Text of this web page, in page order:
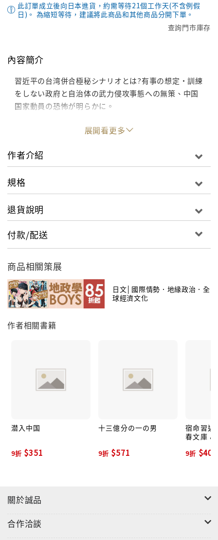
此訂單成立後向日本進貨，約需等待21個工作天(不含例假
日)。 為縮短等待，建議將此商品和其他商品分開下單。
查詢門市庫存
內容簡介
習近平の台湾併合極秘シナリオとは?有事の想定・訓練
をしない政府と自治体の武力侵攻事態への無策、中国
国家動員の恐怖が明らかに。
展開看更多
作者介紹
規格
退貨說明
付款/配送
商品相關策展
日文│國際情勢．地緣政治．全
球經濟文化
作者相關書籍
潜入中国
9折 $351
十三億分の一の男
9折 $571
宿命習近
春文庫
9折 $409
關於誠品
合作洽談